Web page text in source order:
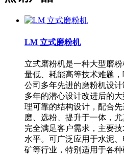
LM 立式磨粉机
立式磨粉机是一种大型磨
量低、耗能高等技术难题
公司多年先进的磨粉机设
多年的潜心设计改进后的
理可靠的结构设计，配合
磨、选粉、提升于一体，
完全满足客户需求，主要
水平。可广泛应用于水泥
矿等行业，特别适用于各